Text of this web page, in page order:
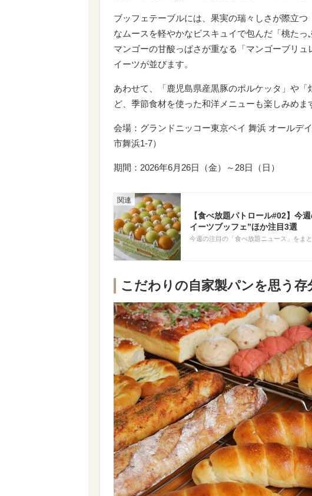
ブッフェテーブルには、果実の瑞々しさが際立
なムースを軽やかなビスキュイで包んだ「桃た
マンゴーの甘酸っぱさが重なる「マンゴーブリ
イーツが並びます。
あわせて、「鹿児島県産黒豚のポルケッタ」や
ど、季節食材を使った和洋メニューも楽しみめま
会場：グランドニッコー東京ベイ 舞浜 オールデ
市舞浜1-7）
期間：2026年6月26日（金）～28日（日）
【食べ放題パトロール#02】今
イーツブッフェ”ほか注目3選
今週の注目の「食べ放題ニュース」をまと
こだわりの自家製パンを思う存